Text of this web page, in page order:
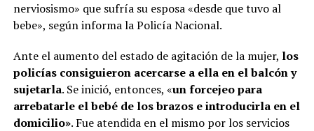
nerviosismo» que sufría su esposa «desde que tuvo al
bebe», según informa la Policía Nacional.
Ante el aumento del estado de agitación de la mujer, los
policías consiguieron acercarse a ella en el balcón y
sujetarla. Se inició, entonces, «un forcejeo para
arrebatarle el bebé de los brazos e introducirla en el
domicilio». Fue atendida en el mismo por los servicios